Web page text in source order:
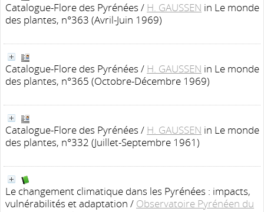
Catalogue-Flore des Pyrénées / H. GAUSSEN in Le monde
des plantes, n°363 (Avril-Juin 1969)
Catalogue-Flore des Pyrénées / H. GAUSSEN in Le monde
des plantes, n°365 (Octobre-Décembre 1969)
Catalogue-Flore des Pyrénées / H. GAUSSEN in Le monde
des plantes, n°332 (Juillet-Septembre 1961)
Le changement climatique dans les Pyrénées : impacts,
vulnérabilités et adaptation / Observatoire Pyrénéen du